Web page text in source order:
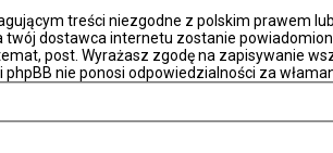
treści niezgodne z polskim prawem
dostawca internetu zostanie
post. Wyrażasz zgodę na zapisywanie
nie ponosi odpowiedzialności za